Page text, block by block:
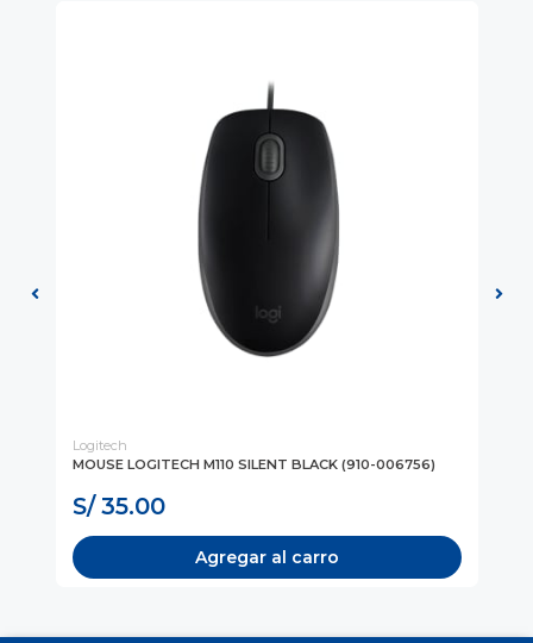
Logitech
MOUSE LOGITECH M110 SILENT BLACK (910-006756)
S/ 35.00
Agregar al carro